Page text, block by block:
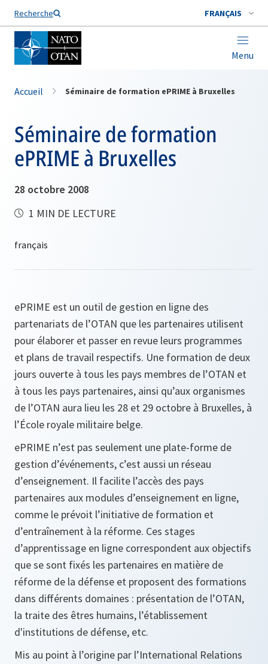
Recherche FRANÇAIS
Menu
Nom de famille*
Accueil Séminaire de formation ePRIME à Bruxelles
Séminaire de formation
ePRIME à Bruxelles
28 octobre 2008
1 MIN DE LECTURE
ePRIME est un outil de gestion en ligne des
partenariats de l’OTAN que les partenaires utilisent
pour élaborer et passer en revue leurs programmes
et plans de travail respectifs. Une formation de deux
jours ouverte à tous les pays membres de l’OTAN et
à tous les pays partenaires, ainsi qu’aux organismes
de l’OTAN aura lieu les 28 et 29 octobre à Bruxelles, à
l’École royale militaire belge.
ePRIME n’est pas seulement une plate-forme de
gestion d’événements, c’est aussi un réseau
d’enseignement. Il facilite l’accès des pays
partenaires aux modules d’enseignement en ligne,
comme le prévoit l’initiative de formation et
d’entraînement à la réforme. Ces stages
d’apprentissage en ligne correspondent aux objectifs
que se sont fixés les partenaires en matière de
réforme de la défense et proposent des formations
dans différents domaines : présentation de l’OTAN,
la traite des êtres humains, l’établissement
d'institutions de défense, etc.
Mis au point à l’origine par l’International Relations